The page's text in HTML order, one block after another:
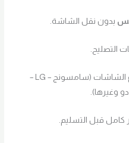
بدون نقل الشاشة.
التصليح.
فنيين محترفين في إصلاح جميع أنواع الشاشات (سامسونج – LG –